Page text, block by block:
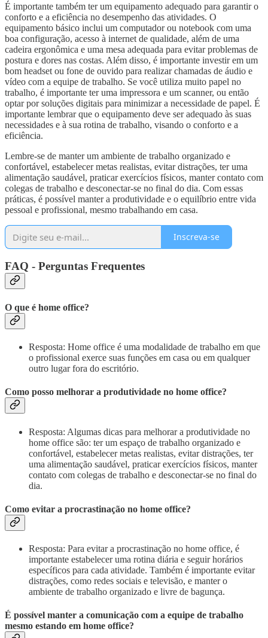
É importante também ter um equipamento adequado para garantir o
conforto e a eficiência no desempenho das atividades. O
equipamento básico inclui um computador ou notebook com uma
boa configuração, acesso à internet de qualidade, além de uma
cadeira ergonômica e uma mesa adequada para evitar problemas de
postura e dores nas costas. Além disso, é importante investir em um
bom headset ou fone de ouvido para realizar chamadas de áudio e
vídeo com a equipe de trabalho. Se você utiliza muito papel no
trabalho, é importante ter uma impressora e um scanner, ou então
optar por soluções digitais para minimizar a necessidade de papel. É
importante lembrar que o equipamento deve ser adequado às suas
necessidades e à sua rotina de trabalho, visando o conforto e a
eficiência.
Lembre-se de manter um ambiente de trabalho organizado e
confortável, estabelecer metas realistas, evitar distrações, ter uma
alimentação saudável, praticar exercícios físicos, manter contato com
colegas de trabalho e desconectar-se no final do dia. Com essas
práticas, é possível manter a produtividade e o equilíbrio entre vida
pessoal e profissional, mesmo trabalhando em casa.
Inscreva-se
FAQ - Perguntas Frequentes
O que é home office?
Resposta: Home office é uma modalidade de trabalho em que
o profissional exerce suas funções em casa ou em qualquer
outro lugar fora do escritório.
Como posso melhorar a produtividade no home office?
Resposta: Algumas dicas para melhorar a produtividade no
home office são: ter um espaço de trabalho organizado e
confortável, estabelecer metas realistas, evitar distrações, ter
uma alimentação saudável, praticar exercícios físicos, manter
contato com colegas de trabalho e desconectar-se no final do
dia.
Como evitar a procrastinação no home office?
Resposta: Para evitar a procrastinação no home office, é
importante estabelecer uma rotina diária e seguir horários
específicos para cada atividade. Também é importante evitar
distrações, como redes sociais e televisão, e manter o
ambiente de trabalho organizado e livre de bagunça.
É possível manter a comunicação com a equipe de trabalho
mesmo estando em home office?